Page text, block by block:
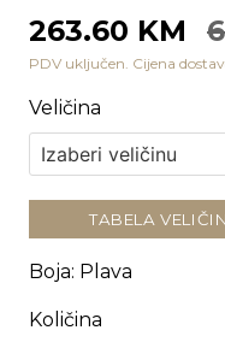
263.60 KM
PDV uključen. Cijena
Veličina
TABELA
Boja: Plava
Količina